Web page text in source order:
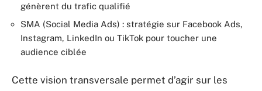
génèrent du trafic qualifié
SMA (Social Media Ads) : stratégie sur Facebook Ads,
Instagram, LinkedIn ou TikTok pour toucher une
audience ciblée
Cette vision transversale permet d’agir sur les